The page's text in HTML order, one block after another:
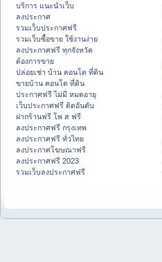
บริการ แนะนำเว็บ
ลงประกาศ
รวมเว็บประกาศฟรี
รวมเว็บซื้อขาย ใช้งานง่าย
ลงประกาศฟรี ทุกจังหวัด
ต้องการขาย
ปล่อยเช่า บ้าน คอนโด ที่ดิน
ขายบ้าน คอนโด ที่ดิน
ประกาศฟรี ไม่มี หมดอายุ
เว็บประกาศฟรี ติดอันดับ
ฝากร้านฟรี โพ ส ฟรี
ลงประกาศฟรี กรุงเทพ
ลงประกาศฟรี ทั่วไทย
ลงประกาศโฆษณาฟรี
ลงประกาศฟรี 2023
รวมเว็บลงประกาศฟรี